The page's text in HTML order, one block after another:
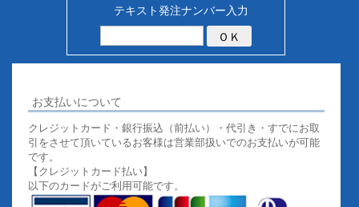
テキスト発注ナンバー入力
お支払いについて
クレジットカード・銀行振込（前払い）・代引き・すでにお取
引をさせて頂いているお客様は営業部扱いでのお支払いが可能
です。
【クレジットカード払い】
以下のカードがご利用可能です。